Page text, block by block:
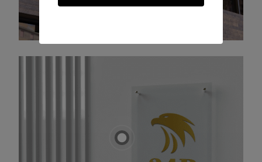
myndigheter:
Vi sköter all
kommunikation med de
lokala myndigheterna för
att säkerställa en smidig